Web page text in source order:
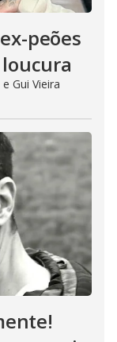
peões
Gui Vieira